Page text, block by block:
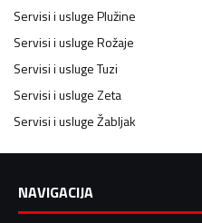
Servisi i uslugePlužine
Servisi i uslugeRožaje
Servisi i uslugeTuzi
Servisi i uslugeZeta
Servisi i uslugeŽabljak
NAVIGACIJA